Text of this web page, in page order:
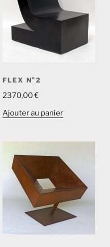
FLEX N°2
2370,00€
Ajouter au panier